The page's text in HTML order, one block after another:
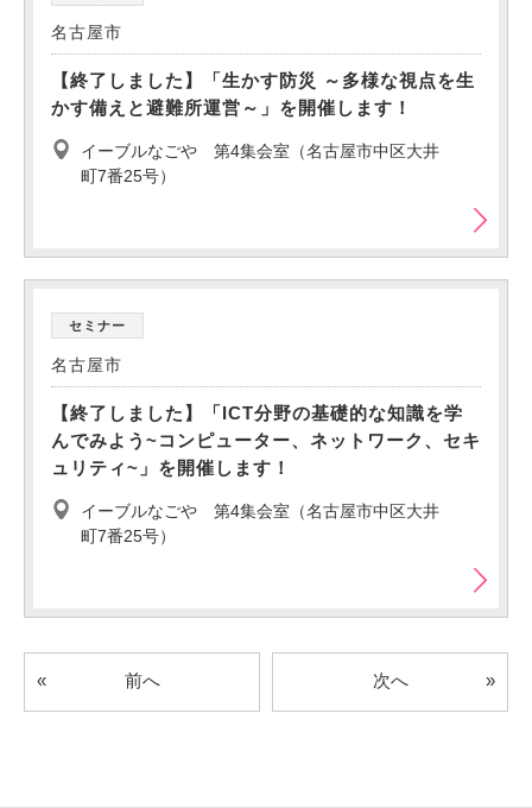
名古屋市
【終了しました】「生かす防災 ～多様な視点を生
かす備えと避難所運営～」を開催します！
イーブルなごや 第4集会室（名古屋市中区大井
町7番25号）
セミナー
名古屋市
【終了しました】「ICT分野の基礎的な知識を学
んでみよう~コンピューター、ネットワーク、セキ
ュリティ~」を開催します！
イーブルなごや 第4集会室（名古屋市中区大井
町7番25号）
« »